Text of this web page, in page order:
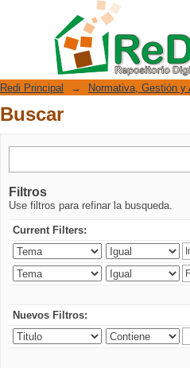
Repositorio Digital
Redi Principal → Normativa, Gestión y
Buscar
Filtros
Use filtros para refinar la busqueda.
Current Filters:
Nuevos Filtros: